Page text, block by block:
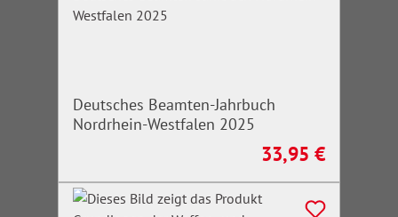
Deutsches Beamten-Jahrbuch
Nordrhein-Westfalen 2025
Regulärer Preis:
33,95 €